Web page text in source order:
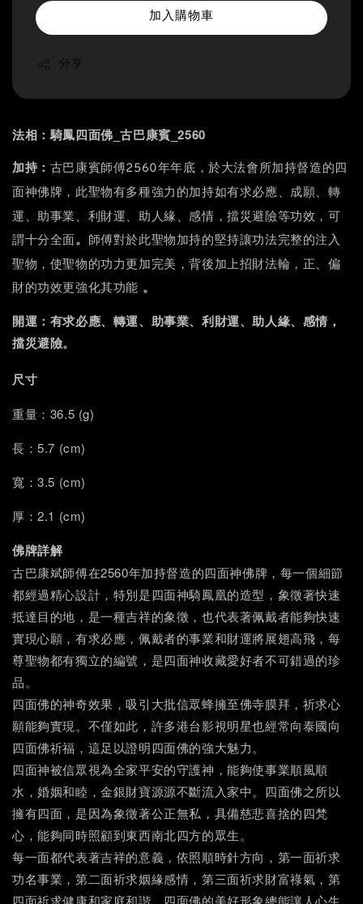
加入購物車
分享
法相：騎鳳四面佛_古巴康賓_2560
加持： 古巴康賓師傅2560年年底，於大法會所加持督造的四
面神佛牌 ，此聖物有多種強力的加持如有求必應、成願、轉
運、助事業、利財運、助人緣、感情，擋災避險等功效 ，可
謂十分全面。 師傅對於此聖物加持的堅持讓功法完整的注入
聖物，使聖物的功力更加完美 ，背後加上招財法輪，正、偏
財的功效更強化其功能 。
開運： 有求必應、轉運、助事業、利財運、助人緣、感情，
擋災避險。
尺寸
重量：36.5 (g)
長：5.7 (cm)
寬：3.5 (cm)
厚：2.1 (cm)
佛牌詳解
古巴康斌師傅在2560年加持督造的四面神佛牌，每一個細節
都經過精心設計，特別是四面神騎鳳凰的造型， 象徵著快速
抵達目的地，是一種吉祥的象徵，也代表著佩戴者能夠快速
實現心願，有求必應 ，佩戴者的事業和財運將展翅高飛 ，每
尊聖物都有獨立的編號，是四面神收藏愛好者不可錯過的珍
品。
四面佛的神奇效果 ，吸引 大批信眾蜂擁至佛寺膜拜，祈求心
願能夠實現。不僅如此，許多港台影視明星也經常向泰國向
四面佛祈福，這足以證明四面佛的強大魅力。
四面神被信眾視為全家平安的守護神，能夠使事業順風順
水，婚姻和睦，金銀財寶源源不斷流入家中。四面佛之所以
擁有四面，是因為象徵著公正無私，具備慈悲喜捨的四梵
心，能夠同時照顧到東西南北四方的眾生。
每一面都代表著吉祥的意義，依照順時針方向，第一面祈求
功名事業，第二面祈求姻緣感情，第三面祈求財富祿氣，第
四面祈求健康和家庭和諧。四面佛的美好形象總能讓人心生